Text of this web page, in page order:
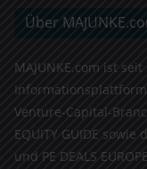
Über
MAJUNKE.com ist
Venture-Capital-
EQUITY GUIDE sowie
und PE DEALS